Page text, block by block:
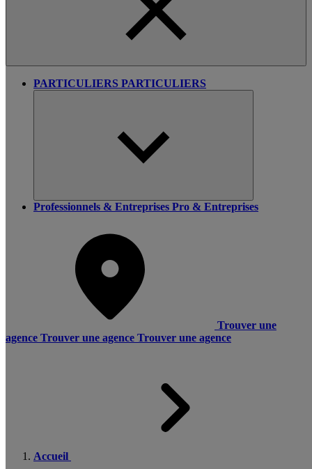
PARTICULIERS PARTICULIERS
Professionnels & Entreprises Pro & Entreprises
Trouver une
agence Trouver une agence Trouver une agence
Accueil